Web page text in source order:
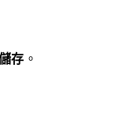
存 。